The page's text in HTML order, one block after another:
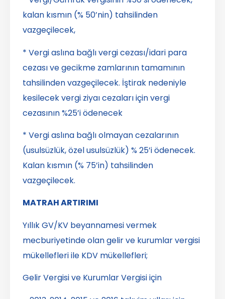
kalan kısmın (% 50’nin) tahsilinden
vazgeçilecek,
* Vergi aslına bağlı vergi cezası/idari para
cezası ve gecikme zamlarının tamamının
tahsilinden vazgeçilecek. İştirak nedeniyle
kesilecek vergi ziyaı cezaları için vergi
cezasının %25’i ödenecek
* Vergi aslına bağlı olmayan cezalarının
(usulsüzlük, özel usulsüzlük) % 25’i ödenecek.
Kalan kısmın (% 75’in) tahsilinden
vazgeçilecek.
MATRAH ARTIRIMI
Yıllık GV/KV beyannamesi vermek
mecburiyetinde olan gelir ve kurumlar vergisi
mükellefleri ile KDV mükellefleri;
Gelir Vergisi ve Kurumlar Vergisi için